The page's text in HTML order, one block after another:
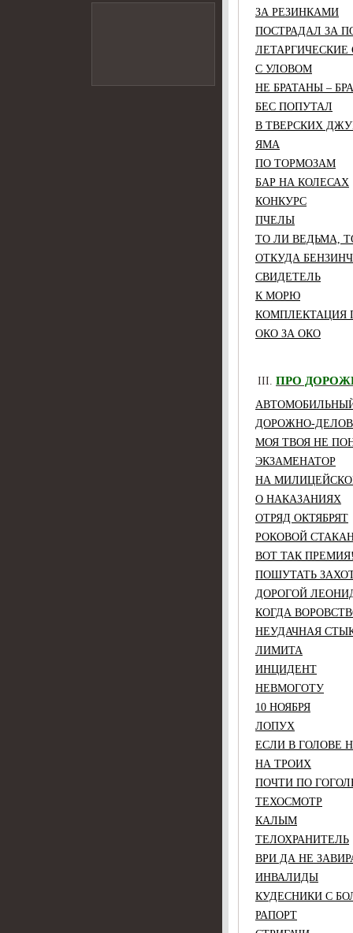
ЗА РЕЗИНКАМИ
ПОСТРАДАЛ ЗА
ЛЕТАРГИЧЕСКИЕ
С УЛОВОМ
НЕ БРАТАНЫ –
БЕС ПОПУТАЛ
В ТВЕРСКИХ
ЯМА
ПО ТОРМОЗАМ
БАР НА КОЛЕСАХ
КОНКУРС
ПЧЕЛЫ
ТО ЛИ ВЕДЬМА,
ОТКУДА
СВИДЕТЕЛЬ
К МОРЮ
КОМПЛЕКТАЦИЯ
ОКО ЗА ОКО
ПРО
ДОРОЖНО-
МОЯ ТВОЯ НЕ
ЭКЗАМЕНАТОР
НА
О НАКАЗАНИЯХ
ОТРЯД ОКТЯБРЯТ
РОКОВОЙ
ВОТ ТАК
ПОШУТАТЬ
ДОРОГОЙ
КОГДА
НЕУДАЧНАЯ
ЛИМИТА
ИНЦИДЕНТ
НЕВМОГОТУ
10 НОЯБРЯ
ЛОПУХ
ЕСЛИ В ГОЛОВЕ
НА ТРОИХ
ПОЧТИ ПО
ТЕХОСМОТР
КАЛЫМ
ТЕЛОХРАНИТЕЛЬ
ВРИ ДА НЕ
ИНВАЛИДЫ
КУДЕСНИКИ С
РАПОРТ